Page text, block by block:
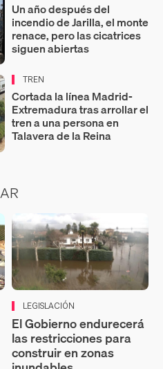
Un año después del
incendio de Jarilla, el monte
renace, pero las cicatrices
siguen abiertas
TREN
Cortada la línea Madrid-
Extremadura tras arrollar el
tren a una persona en
Talavera de la Reina
LEGISLACIÓN
El Gobierno endurecerá
las restricciones para
construir en zonas